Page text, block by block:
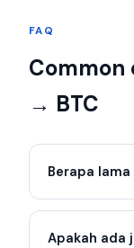
FAQ
Common
→ BTC
Berapa lama
Apakah ada